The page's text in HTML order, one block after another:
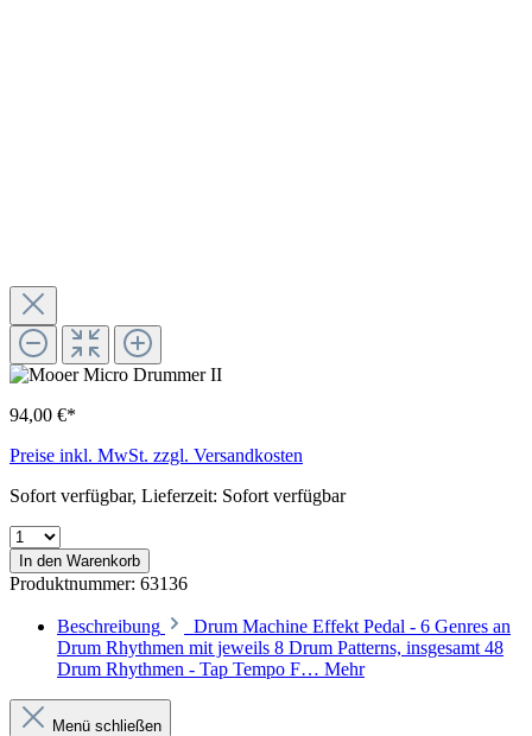
94,00 €*
Preise inkl. MwSt. zzgl. Versandkosten
Sofort verfügbar, Lieferzeit: Sofort verfügbar
In den Warenkorb
Produktnummer: 63136
Beschreibung
Drum Machine Effekt Pedal - 6 Genres an
Drum Rhythmen mit jeweils 8 Drum Patterns, insgesamt 48
Drum Rhythmen - Tap Tempo F… Mehr
Menü schließen